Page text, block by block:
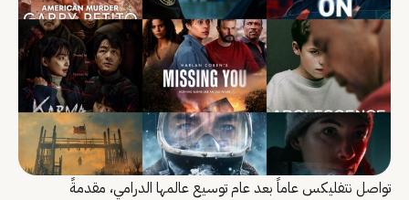
تواصل نتفليكس عاماً بعد عام توسيع عالمها الدرامي، مقدمةً